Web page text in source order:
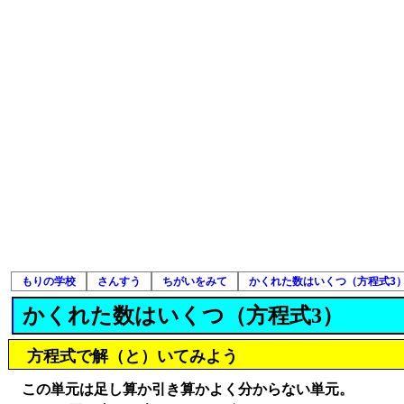
もりの学校 さんすう ちがいをみて かくれた数はいくつ（方程式3
かくれた数はいくつ（方程式3）
方程式で解（と）いてみよう
この単元は足し算か引き算かよく分からない単元。